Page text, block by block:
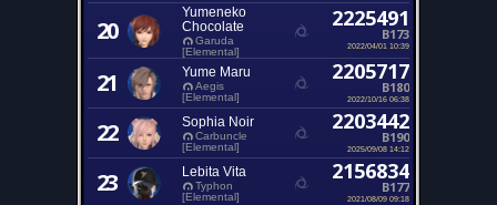
20
Yumeneko
Chocolate
Garuda
[Elemental]
2225491
B173
2022/04/01 10:39
21 Yume Maru
Aegis
[Elemental]
2205717
B180
2022/10/16 06:38
22 Sophia Noir
Carbuncle
[Elemental]
2203442
B190
2025/09/08 14:12
23 Lebita Vita
Typhon
[Elemental]
2156834
B177
2021/08/09 09:18